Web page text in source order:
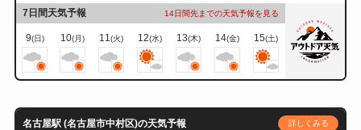
7日間天気予報 14日間先までの天気予報を見る
9(日) 10(月) 11(火) 12(水) 13(木) 14(金) 15(土)
名古屋駅 (名古屋市中村区)の天気予報 詳しくみる